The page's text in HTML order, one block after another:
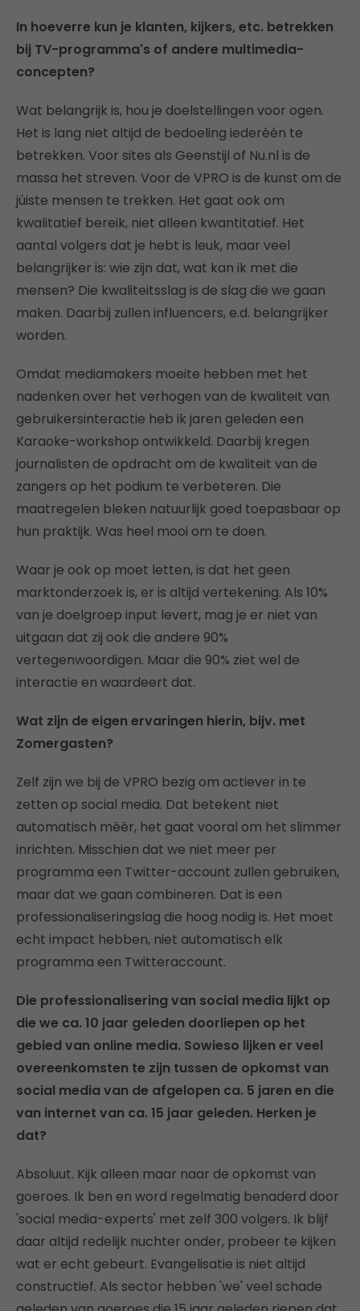
In hoeverre kun je klanten, kijkers, etc. betrekken
bij TV-programma's of andere multimedia-
concepten?
Wat belangrijk is, hou je doelstellingen voor ogen.
Het is lang niet altijd de bedoeling iederéén te
betrekken. Voor sites als Geenstijl of Nu.nl is de
massa het streven. Voor de VPRO is de kunst om de
júiste mensen te trekken. Het gaat ook om
kwalitatief bereik, niet alleen kwantitatief. Het
aantal volgers dat je hebt is leuk, maar veel
belangrijker is: wie zijn dat, wat kan ik met die
mensen? Die kwaliteitsslag is de slag die we gaan
maken. Daarbij zullen influencers, e.d. belangrijker
worden.
Omdat mediamakers moeite hebben met het
nadenken over het verhogen van de kwaliteit van
gebruikersinteractie heb ik jaren geleden een
Karaoke-workshop ontwikkeld. Daarbij kregen
journalisten de opdracht om de kwaliteit van de
zangers op het podium te verbeteren. Die
maatregelen bleken natuurlijk goed toepasbaar op
hun praktijk. Was heel mooi om te doen.
Waar je ook op moet letten, is dat het geen
marktonderzoek is, er is altijd vertekening. Als 10%
van je doelgroep input levert, mag je er niet van
uitgaan dat zij ook die andere 90%
vertegenwoordigen. Maar die 90% ziet wel de
interactie en waardeert dat.
Wat zijn de eigen ervaringen hierin, bijv. met
Zomergasten?
Zelf zijn we bij de VPRO bezig om actiever in te
zetten op social media. Dat betekent niet
automatisch méér, het gaat vooral om het slimmer
inrichten. Misschien dat we niet meer per
programma een Twitter-account zullen gebruiken,
maar dat we gaan combineren. Dat is een
professionaliseringslag die hoog nodig is. Het moet
echt impact hebben, niet automatisch elk
programma een Twitteraccount.
Die professionalisering van social media lijkt op
die we ca. 10 jaar geleden doorliepen op het
gebied van online media. Sowieso lijken er veel
overeenkomsten te zijn tussen de opkomst van
social media van de afgelopen ca. 5 jaren en die
van internet van ca. 15 jaar geleden. Herken je
dat?
Absoluut. Kijk alleen maar naar de opkomst van
goeroes. Ik ben en word regelmatig benaderd door
'social media-experts' met zelf 300 volgers. Ik blijf
daar altijd redelijk nuchter onder, probeer te kijken
wat er echt gebeurt. Evangelisatie is niet altijd
constructief. Als sector hebben 'we' veel schade